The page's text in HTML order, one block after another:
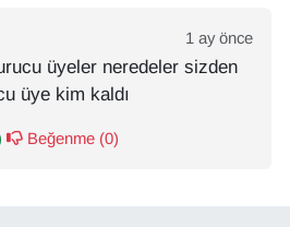
1 ay önce
üyeler neredeler sizden
üye kim kaldı
Beğenme (0)